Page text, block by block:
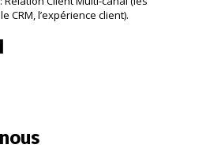
CRM, l’expérience client).